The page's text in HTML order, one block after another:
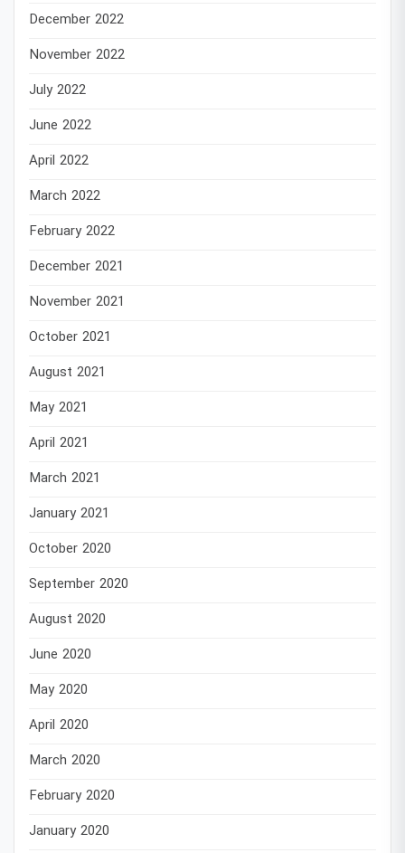
December 2022
November 2022
July 2022
June 2022
April 2022
March 2022
February 2022
December 2021
November 2021
October 2021
August 2021
May 2021
April 2021
March 2021
January 2021
October 2020
September 2020
August 2020
June 2020
May 2020
April 2020
March 2020
February 2020
January 2020